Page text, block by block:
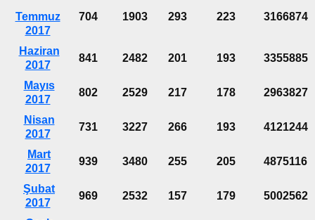
Temmuz
2017
704 1903 293 223 3166874
Haziran
2017
841 2482 201 193 3355885
Mayıs
2017
802 2529 217 178 2963827
Nisan
2017
731 3227 266 193 4121244
Mart
2017
939 3480 255 205 4875116
Şubat
2017
969 2532 157 179 5002562